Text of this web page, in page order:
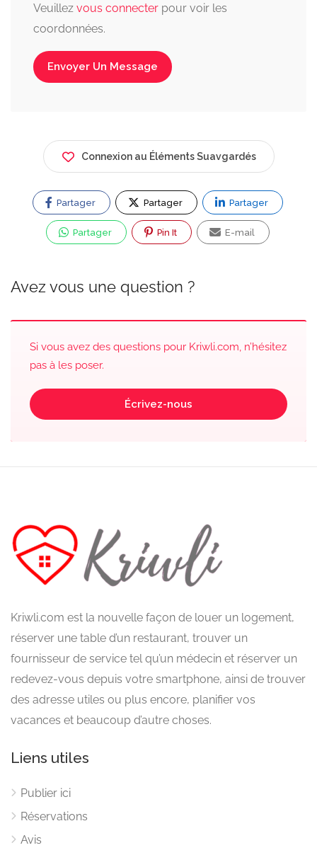
Veuillez vous connecter pour voir les
coordonnées.
Envoyer Un Message
Connexion au Éléments Suavgardés
Partager Partager Partager
Partager Pin It E-mail
Avez vous une question ?
Si vous avez des questions pour Kriwli.com, n’hésitez
pas à les poser.
Écrivez-nous
Kriwli.com est la nouvelle façon de louer un logement,
réserver une table d’un restaurant, trouver un
fournisseur de service tel qu’un médecin et réserver un
redevez-vous depuis votre smartphone, ainsi de trouver
des adresse utiles ou plus encore, planifier vos
vacances et beaucoup d’autre choses.
Liens utiles
Publier ici
Réservations
Avis